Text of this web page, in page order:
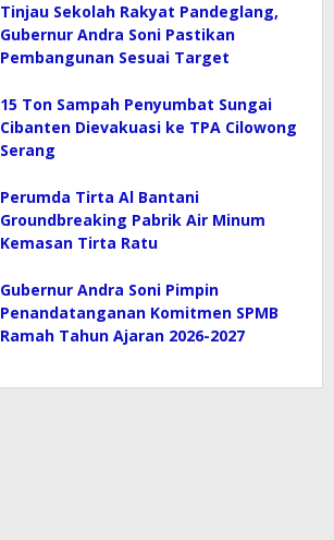
Tinjau Sekolah Rakyat Pandeglang,
Gubernur Andra Soni Pastikan
Pembangunan Sesuai Target
15 Ton Sampah Penyumbat Sungai
Cibanten Dievakuasi ke TPA Cilowong
Serang
Perumda Tirta Al Bantani
Groundbreaking Pabrik Air Minum
Kemasan Tirta Ratu
Gubernur Andra Soni Pimpin
Penandatanganan Komitmen SPMB
Ramah Tahun Ajaran 2026-2027